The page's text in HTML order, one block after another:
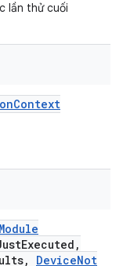
lần thử cuối
Context
Module
Executed ,
, DeviceNot